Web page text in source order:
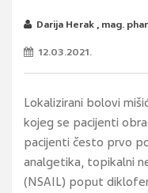
Darija Herak , mag.
12.03.2021.
Lokalizirani bolovi
kojeg se pacijenti
pacijenti često prvo
analgetika, topikalni
(NSAIL) poput